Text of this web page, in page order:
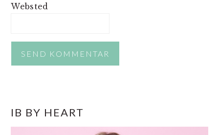
Websted
SIDEBAR
IB BY HEART